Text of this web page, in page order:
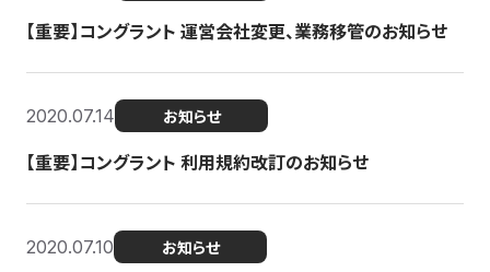
【重要】コングラント 運営会社変更、業務移管のお知らせ
2020.07.14 お知らせ
【重要】コングラント 利用規約改訂のお知らせ
2020.07.10 お知らせ